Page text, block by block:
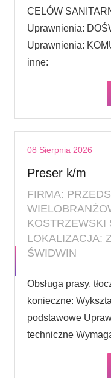
CELÓW
Uprawnienia:
Uprawnienia:
inne:
08 Sierpnia 2026
Preser k/m
FIRMA:
KOSTRZEWSKI
LOKALIZACJA:
ŚWIDWIN
Obsługa prasy,
konieczne:
podstawowe
techniczne